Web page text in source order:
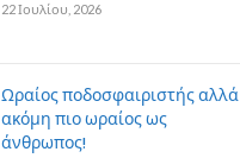
22 Ιουλίου, 2026
Ωραίος ποδοσφαιριστής αλλά
ακόμη πιο ωραίος ως
άνθρωπος!